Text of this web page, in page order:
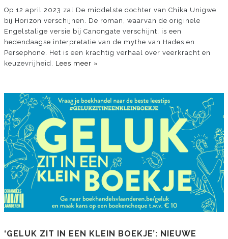
Op 12 april 2023 zal De middelste dochter van Chika Unigwe
bij Horizon verschijnen. De roman, waarvan de originele
Engelstalige versie bij Canongate verschijnt, is een
hedendaagse interpretatie van de mythe van Hades en
Persephone. Het is een krachtig verhaal over veerkracht en
keuzevrijheid. Lees meer »
‘GELUK ZIT IN EEN KLEIN BOEKJE’: NIEUWE